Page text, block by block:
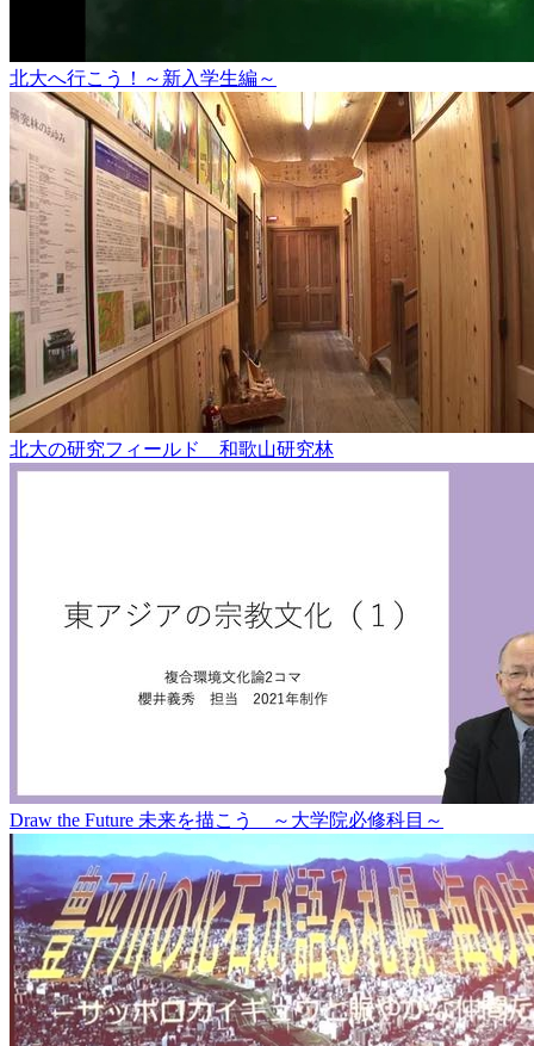
北大へ行こう！～新入学生編～
北大の研究フィールド 和歌山研究林
Draw the Future 未来を描こう ～大学院必修科目～